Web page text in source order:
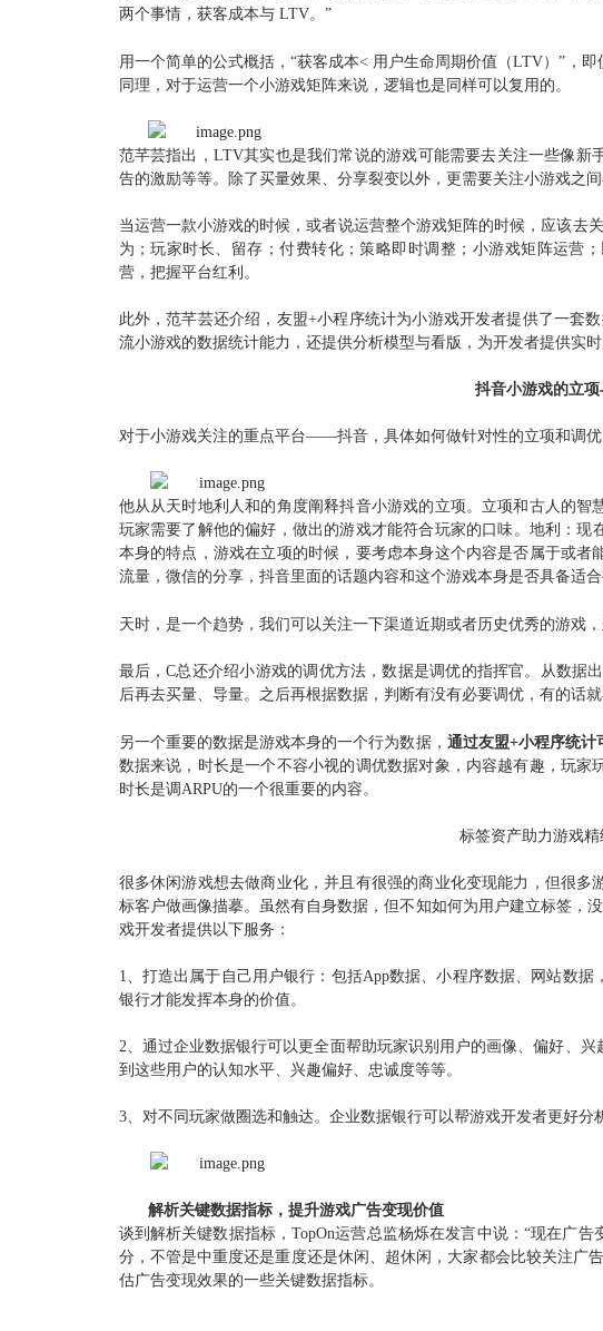
两个事情，获客成本与 LTV。”
用一个简单的公式概括，“获客成本< 用户生命周期价值（LTV）”，
同理，对于运营一个小游戏矩阵来说，逻辑也是同样可以复用的。
范芊芸指出，LTV其实也是我们常说的游戏可能需要去关注一些像
告的激励等等。除了买量效果、分享裂变以外，更需要关注小游戏之
当运营一款小游戏的时候，或者说运营整个游戏矩阵的时候，应该去
为；玩家时长、留存； 付费转化；策略即时调整； 小游戏矩阵运营
营，把握平台红利。
此外，范芊芸还介绍， 友盟+小程序统计为小游戏开发者提供了一套
流小游戏的数据统计能力，还提供分析模型与看版，为开发者提供实时
抖音小游戏的立
对于小游戏关注的重点平台——抖音，具体如何做针对性的立项和调优
他从从天时地利人和的角度阐释抖音小游戏的立项。立项和古人的智
玩家需要了解他的偏好，做出的游戏才能符合玩家的口味。 地利
：现
本身的特点， 游戏在立项的时候，要考虑本身这个内容是否属于或
流量，微信的分享，抖音里面的话题内容和这个游戏本身是否具备适
天时，是一个趋势，我们可以关注一下渠道近期或者历史优秀的游戏
最后，C总还介绍小游戏的调优方法，数据是调优的指挥官。 从数据
后再去买量、导量。之后再根据数据，判断有没有必要调优，有的话就
另一个重要的数据是游戏本身的一个行为数据， 通过友盟+小程序统计
数据来说，时长是一个不容小视的调优数据对象，内容越有趣，玩家
时长是调ARPU的一个很重要的内容。
标签资产助力游戏
很多休闲游戏想去做商业化，并且有很强的商业化变现能力，但很多
标客户做画像描摹。虽然有自身数据，但不知如何为用户建立标签，
戏开发者提供以下服务：
1、打造出属于自己用户银行： 包括App数据、小程序数据、网站数
银行才能发挥本身的价值。
2、通过企业数据银行可以更全面帮助玩家识别用户的画像、偏好、
到这些用户的认知水平、兴趣偏好、忠诚度等等。
3、对不同玩家做圈选和触达。企业数据银行可以帮游戏开发者更好分
解析关键数据指标，提升游戏广告变现价值
谈到解析关键数据指标，TopOn运营总监杨烁在发言中说：“现在广
分，不管是中重度还是重度还是休闲、超休闲，大家都会比较关注广
估广告变现效果的一些关键数据指标。